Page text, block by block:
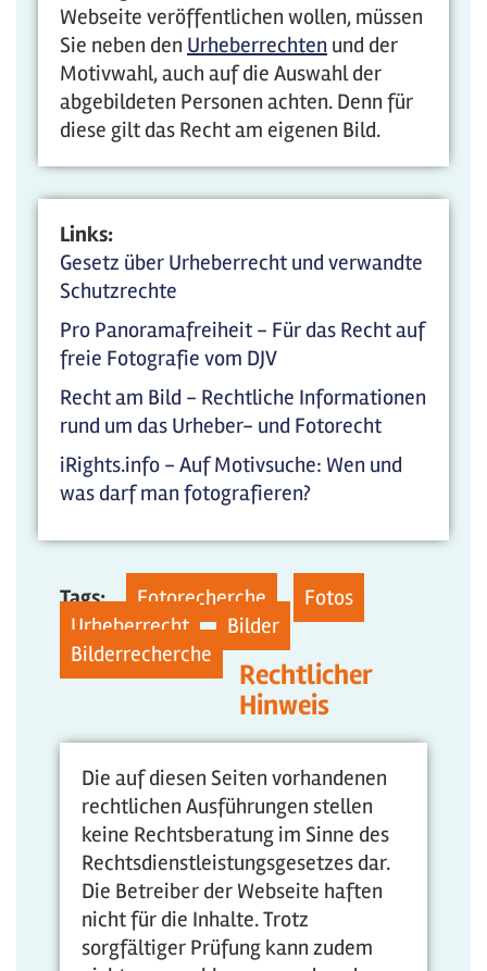
Webseite veröffentlichen wollen, müssen
Sie neben den Urheberrechten und der
Motivwahl, auch auf die Auswahl der
abgebildeten Personen achten. Denn für
diese gilt das Recht am eigenen Bild.
Links:
Gesetz über Urheberrecht und verwandte
Schutzrechte
Pro Panoramafreiheit - Für das Recht auf
freie Fotografie vom DJV
Recht am Bild - Rechtliche Informationen
rund um das Urheber- und Fotorecht
iRights.info - Auf Motivsuche: Wen und
was darf man fotografieren?
Tags: Fotorecherche
Fotos
Urheberrecht
Bilder
Bilderrecherche
Rechtlicher
Hinweis
Die auf diesen Seiten vorhandenen
rechtlichen Ausführungen stellen
keine Rechtsberatung im Sinne des
Rechtsdienstleistungsgesetzes dar.
Die Betreiber der Webseite haften
nicht für die Inhalte. Trotz
sorgfältiger Prüfung kann zudem